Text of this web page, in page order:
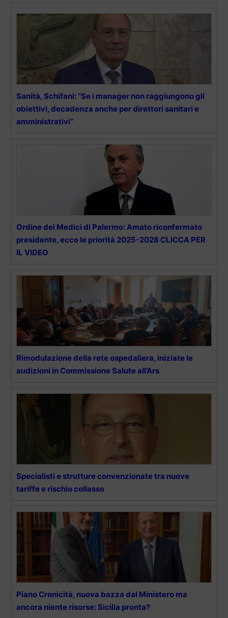
Sanità, Schifani: “Se i manager non raggiungono gli
obiettivi, decadenza anche per direttori sanitari e
amministrativi”
Ordine dei Medici di Palermo: Amato riconfermato
presidente, ecco le priorità 2025-2028 CLICCA PER
IL VIDEO
Rimodulazione della rete ospedaliera, iniziate le
audizioni in Commissione Salute all’Ars
Specialisti e strutture convenzionate tra nuove
tariffe e rischio collasso
Piano Cronicità, nuova bozza dal Ministero ma
ancora niente risorse: Sicilia pronta?